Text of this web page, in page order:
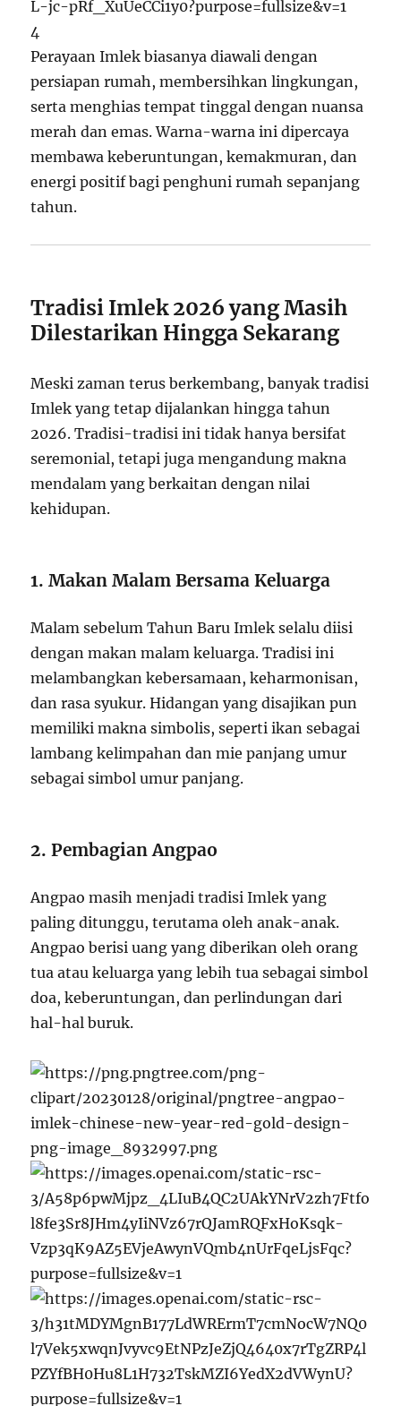
4
Perayaan Imlek biasanya diawali dengan
persiapan rumah, membersihkan lingkungan,
serta menghias tempat tinggal dengan nuansa
merah dan emas. Warna-warna ini dipercaya
membawa keberuntungan, kemakmuran, dan
energi positif bagi penghuni rumah sepanjang
tahun.
Tradisi Imlek 2026 yang Masih
Dilestarikan Hingga Sekarang
Meski zaman terus berkembang, banyak tradisi
Imlek yang tetap dijalankan hingga tahun
2026. Tradisi-tradisi ini tidak hanya bersifat
seremonial, tetapi juga mengandung makna
mendalam yang berkaitan dengan nilai
kehidupan.
1. Makan Malam Bersama Keluarga
Malam sebelum Tahun Baru Imlek selalu diisi
dengan makan malam keluarga. Tradisi ini
melambangkan kebersamaan, keharmonisan,
dan rasa syukur. Hidangan yang disajikan pun
memiliki makna simbolis, seperti ikan sebagai
lambang kelimpahan dan mie panjang umur
sebagai simbol umur panjang.
2. Pembagian Angpao
Angpao masih menjadi tradisi Imlek yang
paling ditunggu, terutama oleh anak-anak.
Angpao berisi uang yang diberikan oleh orang
tua atau keluarga yang lebih tua sebagai simbol
doa, keberuntungan, dan perlindungan dari
hal-hal buruk.